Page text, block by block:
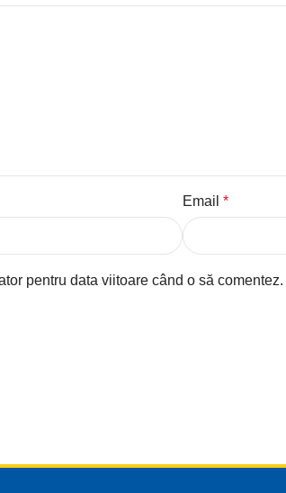
Email *
pentru data viitoare când o să comentez.